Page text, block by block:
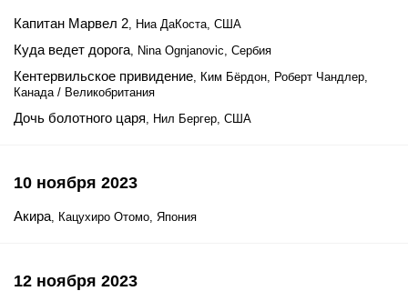
Капитан Марвел 2, Ниа ДаКоста, США
Куда ведет дорога, Nina Ognjanovic, Сербия
Кентервильское привидение, Ким Бёрдон, Роберт Чандлер,
Канада / Великобритания
Дочь болотного царя, Нил Бергер, США
10 ноября 2023
Акира, Кацухиро Отомо, Япония
12 ноября 2023